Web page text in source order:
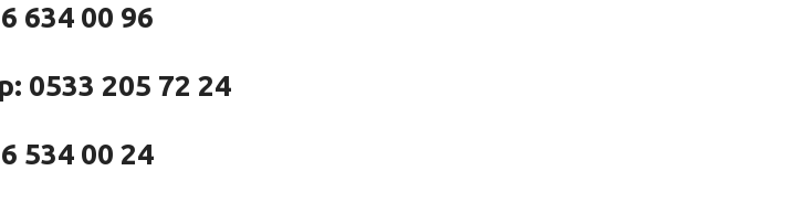
634 00 96
0533 205 72 24
534 00 24